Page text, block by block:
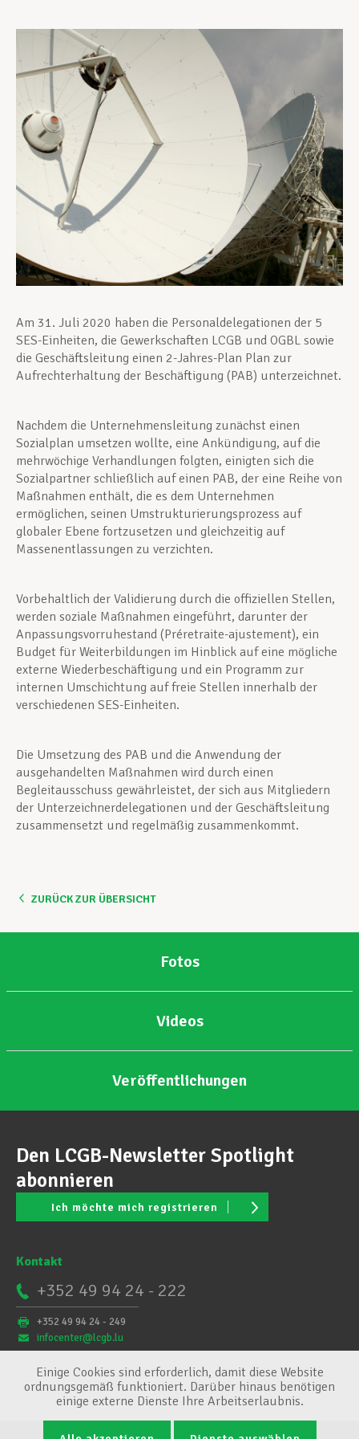
Unterstützung im Privatleben
Berufliche Weiterentwicklung
Mitglied werden
Aktuell
Am 31. Juli 2020 haben die Personaldelegationen der 5
SES-Einheiten, die Gewerkschaften LCGB und OGBL sowie
die Geschäftsleitung einen 2-Jahres-Plan Plan zur
Aufrechterhaltung der Beschäftigung (PAB) unterzeichnet.
Nachdem die Unternehmensleitung zunächst einen
Sozialplan umsetzen wollte, eine Ankündigung, auf die
mehrwöchige Verhandlungen folgten, einigten sich die
Sozialpartner schließlich auf einen PAB, der eine Reihe von
Maßnahmen enthält, die es dem Unternehmen
ermöglichen, seinen Umstrukturierungsprozess auf
globaler Ebene fortzusetzen und gleichzeitig auf
Massenentlassungen zu verzichten.
Vorbehaltlich der Validierung durch die offiziellen Stellen,
werden soziale Maßnahmen eingeführt, darunter der
Anpassungsvorruhestand (Préretraite-ajustement), ein
Budget für Weiterbildungen im Hinblick auf eine mögliche
externe Wiederbeschäftigung und ein Programm zur
internen Umschichtung auf freie Stellen innerhalb der
verschiedenen SES-Einheiten.
Die Umsetzung des PAB und die Anwendung der
ausgehandelten Maßnahmen wird durch einen
Begleitausschuss gewährleistet, der sich aus Mitgliedern
der Unterzeichnerdelegationen und der Geschäftsleitung
zusammensetzt und regelmäßig zusammenkommt.
ZURÜCK ZUR ÜBERSICHT
Fotos
Videos
Veröffentlichungen
Den LCGB-Newsletter Spotlight
abonnieren
Ich möchte mich registrieren
Kontakt
+352 49 94 24 - 222
+352 49 94 24 - 249
infocenter@lcgb.lu
Einige Cookies sind erforderlich, damit diese Website
ordnungsgemäß funktioniert. Darüber hinaus benötigen
einige externe Dienste Ihre Arbeitserlaubnis.